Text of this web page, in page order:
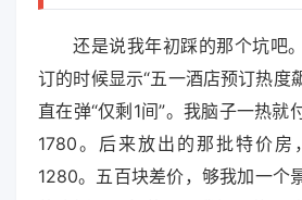
还是说我年初踩的那个坑吧
订的时候显示“五一酒店预订热度
直在弹“仅剩1间”。我脑子一热就
1780。后来放出的那批特价房
1280。五百块差价，够我加一个